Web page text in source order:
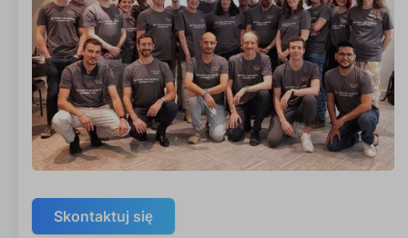
Skontaktuj się